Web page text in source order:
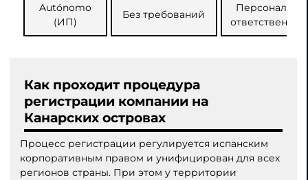
Autónomo
(ИП)
Без требований
Как проходит процедура
регистрации компании на
Канарских островах
Процесс регистрации регулируется испанским
корпоративным правом и унифицирован для всех
регионов страны. При этом у территории